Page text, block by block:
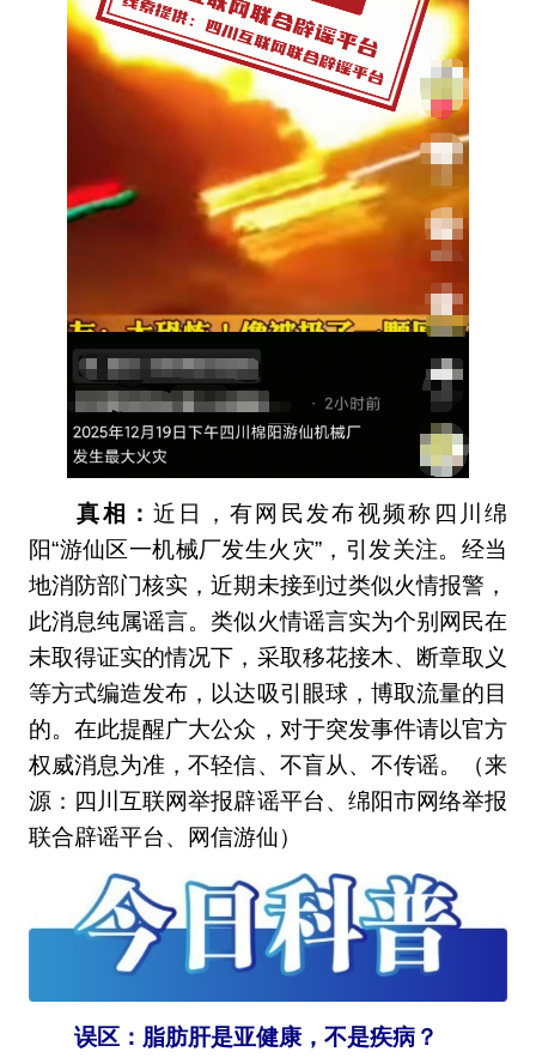
真相：近日，有网民发布视频称四川绵
阳“游仙区一机械厂发生火灾”，引发关注。经当
地消防部门核实，近期未接到过类似火情报警，
此消息纯属谣言。类似火情谣言实为个别网民在
未取得证实的情况下，采取移花接木、断章取义
等方式编造发布，以达吸引眼球，博取流量的目
的。在此提醒广大公众，对于突发事件请以官方
权威消息为准，不轻信、不盲从、不传谣。（来
源：四川互联网举报辟谣平台、绵阳市网络举报
联合辟谣平台、网信游仙）
误区：脂肪肝是亚健康，不是疾病？